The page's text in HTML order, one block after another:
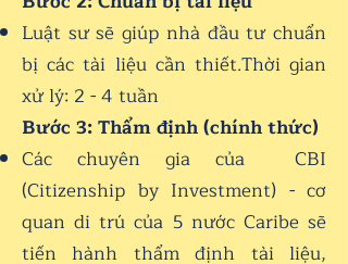
Luật sư sẽ giúp nhà đầu tư chuẩn
bị các tài liệu cần thiết.Thời gian
xử lý: 2 - 4 tuần
Bước 3: Thẩm định (chính thức)
Các chuyên gia của CBI
(Citizenship by Investment) - cơ
quan di trú của 5 nước Caribe sẽ
tiến hành thẩm định tài liệu,